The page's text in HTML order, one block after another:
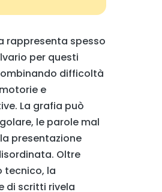
rappresenta spesso
per questi
difficoltà
e
La grafia può
le parole mal
presentazione
Oltre
tecnico, la
di scritti rivela